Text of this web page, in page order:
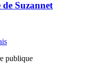
Suzannet
publique